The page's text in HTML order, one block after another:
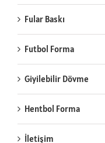
Fular Baskı
Futbol Forma
Giyilebilir Dövme
Hentbol Forma
İletişim